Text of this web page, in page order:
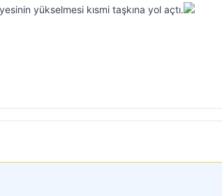
yükselmesi kısmi taşkına yol açtı.